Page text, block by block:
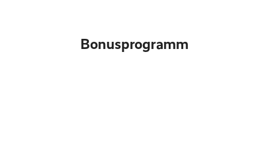
Bonusprogramm